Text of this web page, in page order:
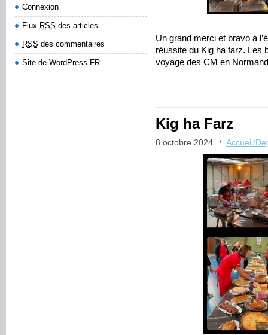
Un grand merci et bravo à
réussite du Kig ha farz. Les
voyage des CM en
Kig ha Farz
8 octobre 2024 Accueil/
Connexion
Flux RSS des articles
RSS des commentaires
Site de WordPress-FR